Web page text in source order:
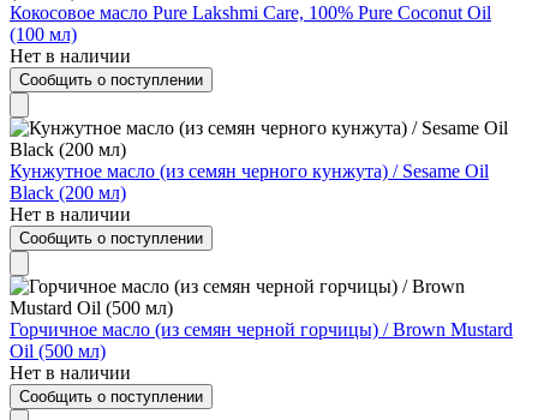
Кокосовое масло Pure Lakshmi Care, 100% Pure Coconut Oil
(100 мл)
Нет в наличии
Сообщить о поступлении
Кунжутное масло (из семян черного кунжута) / Sesame Oil
Black (200 мл)
Нет в наличии
Сообщить о поступлении
Горчичное масло (из семян черной горчицы) / Brown Mustard
Oil (500 мл)
Нет в наличии
Сообщить о поступлении